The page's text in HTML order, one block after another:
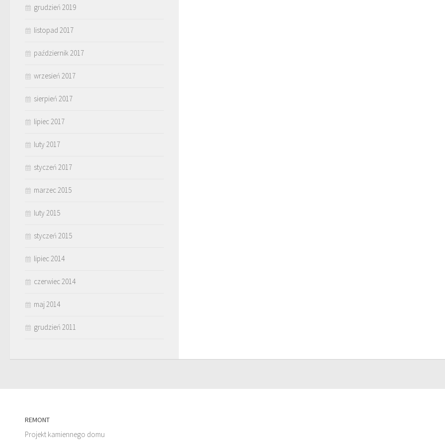
grudzień 2019
listopad 2017
październik 2017
wrzesień 2017
sierpień 2017
lipiec 2017
luty 2017
styczeń 2017
marzec 2015
luty 2015
styczeń 2015
lipiec 2014
czerwiec 2014
maj 2014
grudzień 2011
REMONT
Projekt kamiennego domu